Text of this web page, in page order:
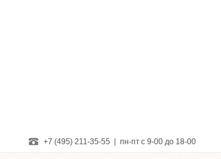
+7 (495) 211-35-55 | пн-пт с 9-00 до 18-00